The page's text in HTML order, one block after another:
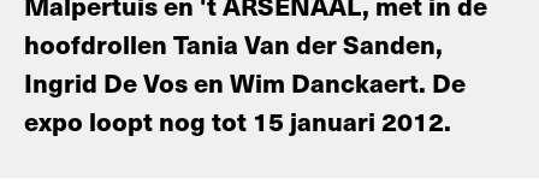
hoofdrollen Tania Van der Sanden,
Ingrid De Vos en Wim Danckaert. De
expo loopt nog tot 15 januari 2012.